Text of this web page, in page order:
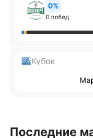
0%
0 побед
Кубок
Последние